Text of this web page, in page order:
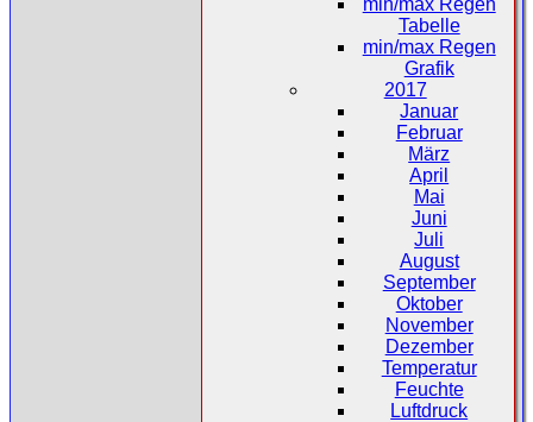
Tabelle
min/max Regen
Grafik
2017
Januar
Februar
März
April
Mai
Juni
Juli
August
September
Oktober
November
Dezember
Temperatur
Feuchte
Luftdruck